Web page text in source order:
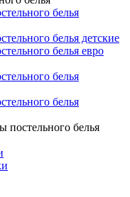
белья
белья детские
белья евро
белья
белья
постельного белья